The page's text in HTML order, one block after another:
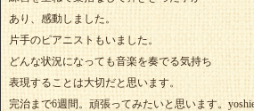
あり、感動しました。
片手のピアニストもいました。
どんな状況になっても音楽を奏でる気持ち
表現することは大切だと思います。